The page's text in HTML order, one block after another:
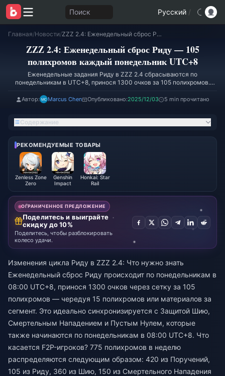
Поиск Русский /
Главная/Новости/ ZZZ 2.4: Еженедельный сброс Риду — 105 полихромов каждый понедельник UTC+8
ZZZ 2.4: Еженедельный сброс Риду — 105
полихромов каждый понедельник UTC+8
Еженедельные задания Риду в ZZZ 2.4 сбрасываются по
понедельникам в UTC+8, принося 1300 очков за 105 полихромов.
сетка Риду), занимающие менее 10 минут, а также еженедельные
по 5 января — это 80-92 крутки. Это пошаговое руководство поможет
Автор: Marcus Chen Опубликовано:2025/12/03 5 min прочитано
Содержание
РЕКОМЕНДУЕМЫЕ ТОВАРЫ
Zenless Zone
Zero
Genshin
Impact
Honkai: Star
Rail
ОГРАНИЧЕННОЕ ПРЕДЛОЖЕНИЕ
Поделитесь и выиграйте
скидку до 10%
Поделитесь, чтобы разблокировать
колесо удачи.
Изменения цикла Риду в ZZZ 2.4: Что нужно знать
Еженедельный сброс Риду происходит по понедельникам в
08:00 UTC+8, принося 1300 очков через сетку за 105
полихромов — чередуя 15 полихромов или материалов за
сегмент. Это идеально синхронизируется с Защитой Шию,
Смертельным Нападением и Пустым Нулем, которые
также начинаются по понедельникам в 08:00 UTC+8. Что
касается F2P-игроков? 775 полихромов в неделю
распределяются следующим образом: 420 из Поручений,
105 из Риду, 360 из Шию, 150 из Смертельного Нападения